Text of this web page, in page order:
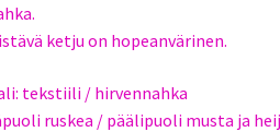
ketju on hopeanvärinen.
tekstiili / hirvennahka
ruskea / päälipuoli musta ja